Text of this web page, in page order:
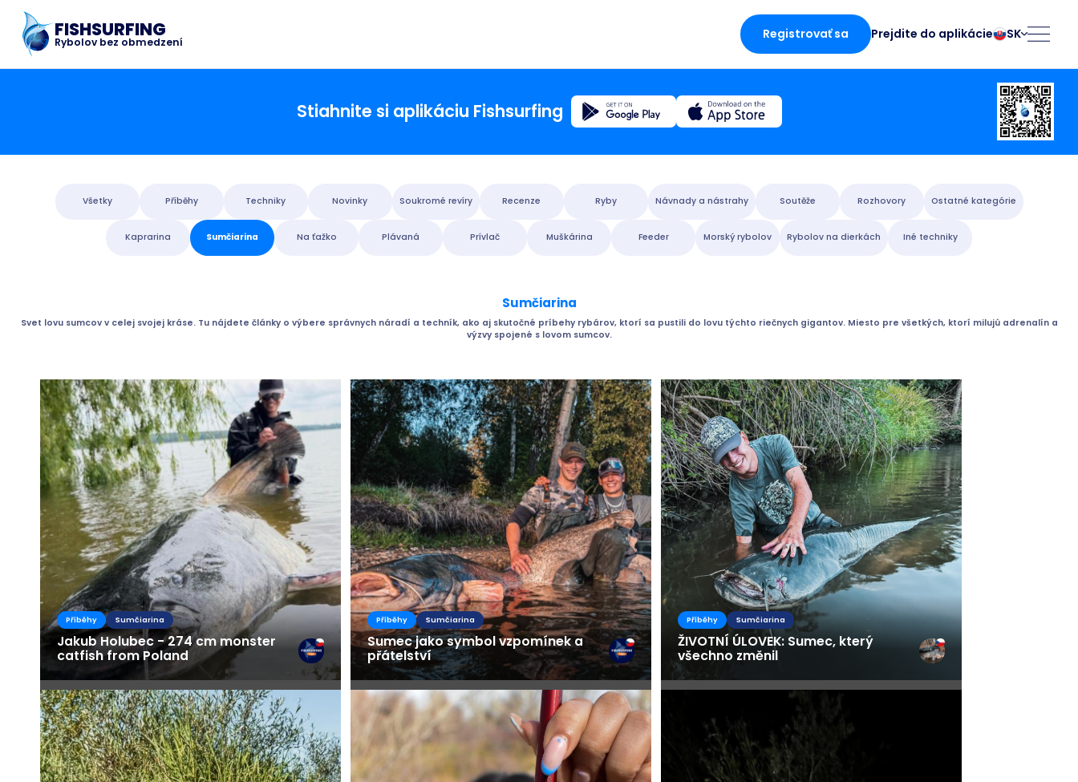
FISHSURFING
Rybolov bez obmedzení
Registrovať sa Prejdite do aplikácie SK
Deutsch
Español
Italiano
Norsk
Polski
Português
Românesc
Slovenčina
Domovská stránka
Blog
Fishsurfing
Business
Stiahnite si aplikáciu Fishsurfing
Všetky Příběhy Techniky Novinky Soukromé revíry Recenze Ryby Návnady a nástrahy Soutěže Rozhovory Ostatné kategórie
Kaprarina Sumčiarina Na ťažko Plávaná Prívlač Muškárina Feeder Morský rybolov Rybolov na dierkách Iné techniky
Sumčiarina
Svet lovu sumcov v celej svojej kráse. Tu nájdete články o výbere správnych náradí a techník, ako aj skutočné príbehy rybárov, ktorí sa pustili do lovu týchto riečnych gigantov. Miesto pre všetkých, ktorí milujú adrenalín a
výzvy spojené s lovom sumcov.
Příběhy Sumčiarina
Jakub Holubec - 274 cm monster
catfish from Poland
Příběhy Sumčiarina
Sumec jako symbol vzpomínek a
přátelství
Příběhy Sumčiarina
ŽIVOTNÍ ÚLOVEK: Sumec, který
všechno změnil